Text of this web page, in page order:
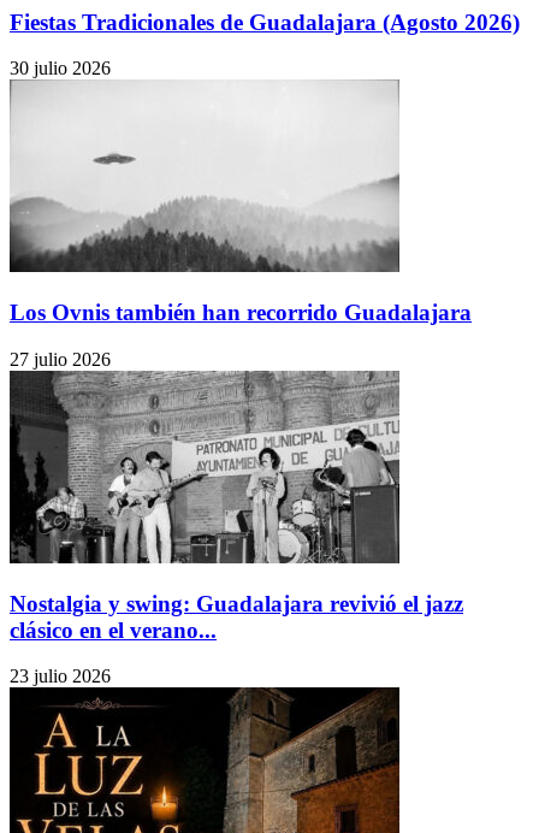
Fiestas Tradicionales de Guadalajara (Agosto 2026)
30 julio 2026
Los Ovnis también han recorrido Guadalajara
27 julio 2026
Nostalgia y swing: Guadalajara revivió el jazz
clásico en el verano...
23 julio 2026